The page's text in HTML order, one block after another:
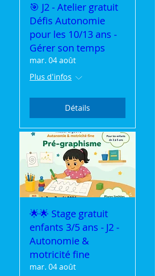
🎯 J2 - Atelier gratuit
Défis Autonomie
pour les 10/13 ans -
Gérer son temps
mar. 04 août
Plus d'infos
Détails
🌟🌟 Stage gratuit
enfants 3/5 ans - J2 -
Autonomie &
motricité fine
mar. 04 août